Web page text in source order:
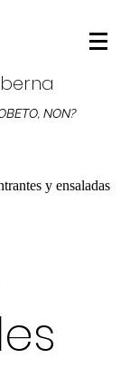
NON?
y ensaladas